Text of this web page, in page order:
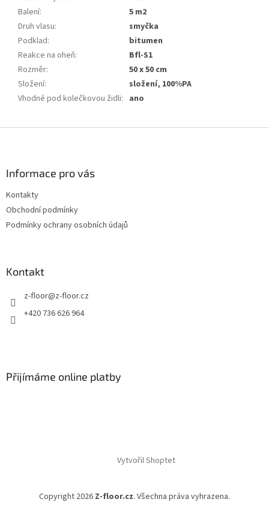
Balení:
5 m2
Druh vlasu:
smyčka
Podklad:
bitumen
Reakce na oheň:
Bfl-S1
Rozměr:
50 x 50 cm
Složení:
složení, 100%PA
Vhodné pod kolečkovou židli: ano
Informace pro vás
Kontakty
Obchodní podmínky
Podmínky ochrany osobních údajů
Kontakt
z-floor@z-floor.cz
+420 736 626 964
Přijímáme online platby
Vytvořil Shoptet
Copyright 2026 Z-floor.cz. Všechna práva vyhrazena.